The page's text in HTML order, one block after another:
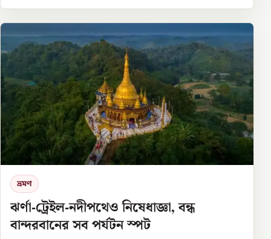
ভ্রমণ
ঝর্ণা-ট্রেইল-নদীপথেও নিষেধাজ্ঞা, বন্ধ
বান্দরবানের সব পর্যটন স্পট